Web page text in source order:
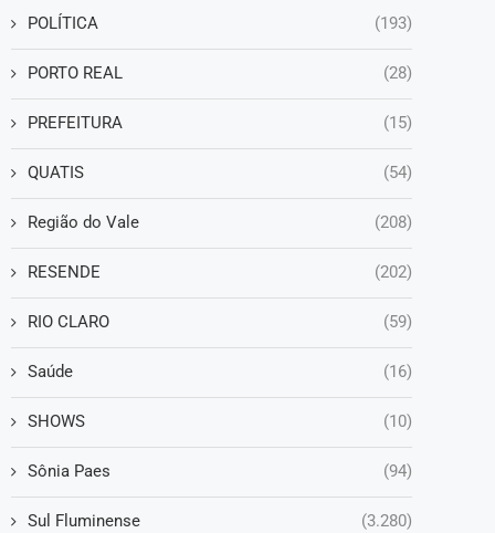
POLÍTICA (193)
PORTO REAL (28)
PREFEITURA (15)
QUATIS (54)
Região do Vale (208)
RESENDE (202)
RIO CLARO (59)
Saúde (16)
SHOWS (10)
Sônia Paes (94)
Sul Fluminense (3.280)